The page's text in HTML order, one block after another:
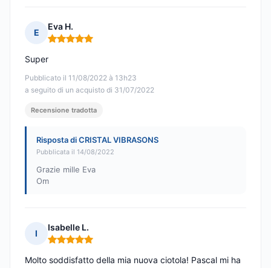
E
Eva H.
Nota: 5 su 5
Pubblicato il 11/08/2022 à 13h23
a seguito di un acquisto di 31/07/2022
Super
Recensione tradotta
Risposta di CRISTAL VIBRASONS
Pubblicata il 14/08/2022
Grazie mille Eva
Om
I
Isabelle L.
Nota: 5 su 5
Molto soddisfatto della mia nuova ciotola! Pascal mi ha